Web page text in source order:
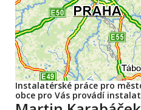
Instalatérské práce pro
obce pro Vás provádí